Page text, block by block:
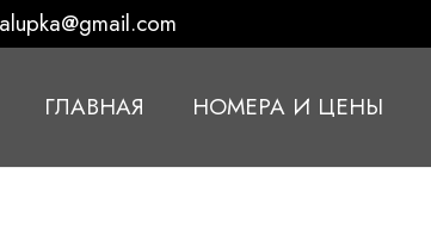
ГЛАВНАЯ НОМЕРА И ЦЕНЫ